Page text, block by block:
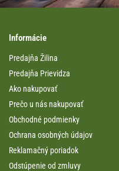
Informácie
Predajňa Žilina
Predajňa Prievidza
Ako nakupovať
Prečo u nás nakupovať
Obchodné podmienky
Ochrana osobných údajov
Reklamačný poriadok
Odstúpenie od zmluvy